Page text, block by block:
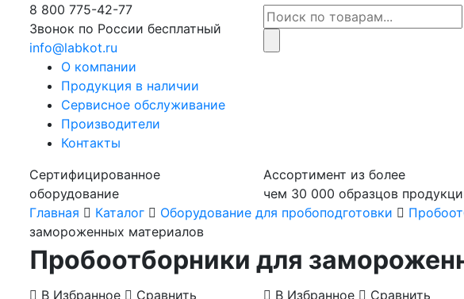
8 800 775-42-77
Звонок по России бесплатный
info@labkot.ru
О компании
Продукция в наличии
Сервисное обслуживание
Производители
Контакты
Сертифицированное
оборудование
Ассортимент из более
чем 30 000 образцов
Главная Каталог Оборудование для пробоподготовки
замороженных материалов
Пробоотборники для
В Избранное Сравнить В Избранное Сравнить